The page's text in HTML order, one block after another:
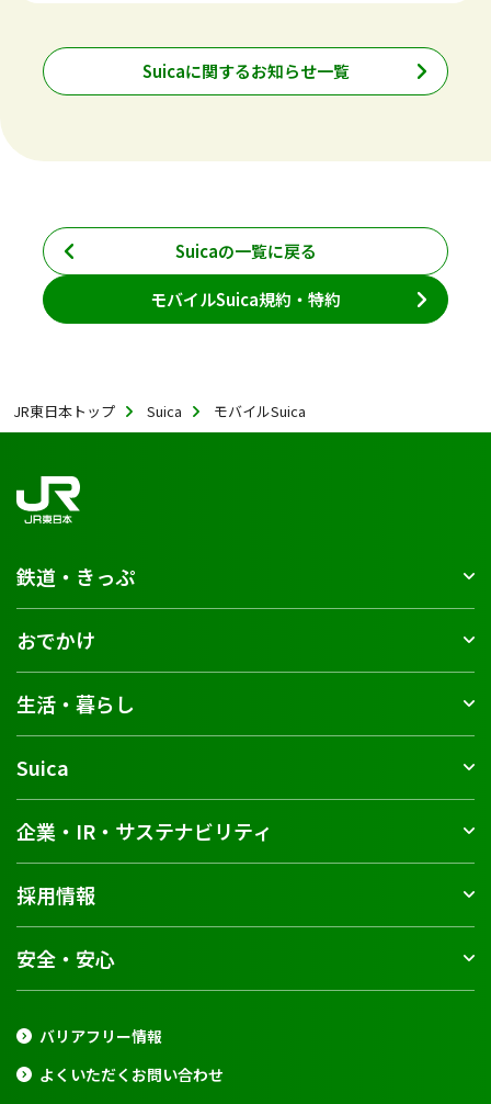
Suicaに関するお知らせ一覧
Suicaの一覧に戻る
モバイルSuica規約・特約
JR東日本トップ Suica モバイルSuica
鉄道・きっぷ
おでかけ
生活・暮らし
Suica
企業・IR・サステナビリティ
採用情報
安全・安心
バリアフリー情報
よくいただくお問い合わせ